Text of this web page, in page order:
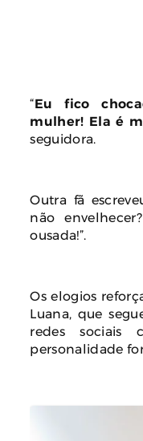
“Eu fico
mulher! Ela é
seguidora.
Outra fã
não
ousada!”.
Os elogios
Luana, que
redes sociais
personalidade